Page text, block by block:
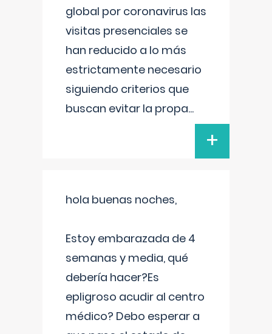
global por coronavirus las
visitas presenciales se
han reducido a lo más
estrictamente necesario
siguiendo criterios que
buscan evitar la propa...
+
hola buenas noches,
Estoy embarazada de 4
semanas y media, qué
debería hacer?Es
epligroso acudir al centro
médico? Debo esperar a